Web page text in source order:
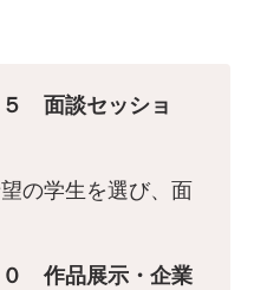
５ 面談セッショ
の学生を選び、面
０ 作品展示・企業